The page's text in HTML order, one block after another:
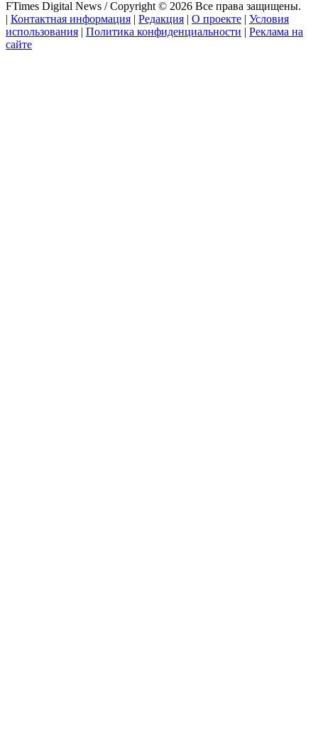
FTimes Digital News / Copyright © 2026 Все права защищены.
| Контактная информация | Редакция | О проекте | Условия
использования | Политика конфиденциальности | Реклама на
сайте